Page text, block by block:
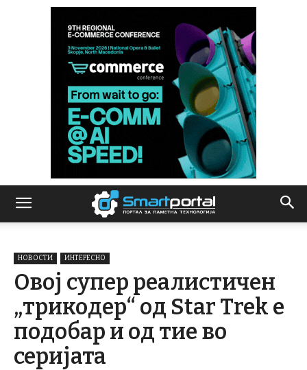
НОВОСТИ ИНТЕРЕСНО
Овој супер реалистичен
„трикодер“ од Star Trek е
подобар и од тие во
серијата